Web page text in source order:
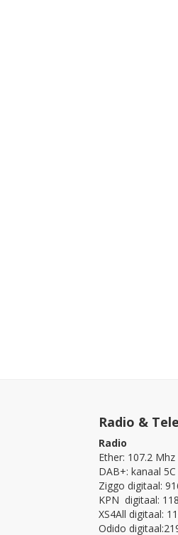
Radio &
Radio
Ether: 107.2 Mhz
DAB+: kanaal
Ziggo digitaal:
KPN digitaal:
XS4All digitaal:
Odido